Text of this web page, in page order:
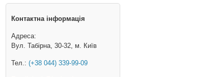
Контактна інформація
Адреса:
Вул. Табірна, 30-32, м. Київ
Тел.: (+38 044) 339-99-09